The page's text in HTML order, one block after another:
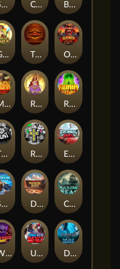
BASH BROS
Ronin Stackways
Gearlab Genius
Darkside Prairie: Magical Beast
The Jack & Rose
Crowned Corners
THE COUNT
STORMBORN
Ultimate Slot of America
RIP City
Dynasty of Death
Rise of Fortuna
Wild Dojo Strike
Eternal Duel
Stormforged
Mayan Stackways
Old Gun
Cursed Seas